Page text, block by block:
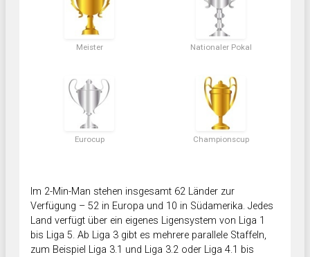
Meister Nationaler Pokal
Eurocup Championscup
Im 2-Min-Man stehen insgesamt 62 Länder zur
Verfügung – 52 in Europa und 10 in Südamerika. Jedes
Land verfügt über ein eigenes Ligensystem von Liga 1
bis Liga 5. Ab Liga 3 gibt es mehrere parallele Staffeln,
zum Beispiel Liga 3.1 und Liga 3.2 oder Liga 4.1 bis